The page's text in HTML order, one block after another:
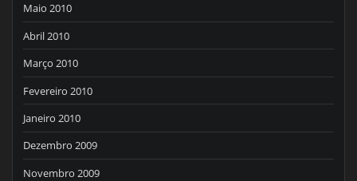
Maio 2010
Abril 2010
Março 2010
Fevereiro 2010
Janeiro 2010
Dezembro 2009
Novembro 2009